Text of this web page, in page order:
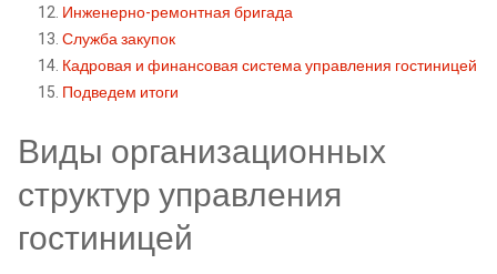
Инженерно-ремонтная бригада
Служба закупок
Кадровая и финансовая система управления гостиницей
Подведем итоги
Виды организационных
структур управления
гостиницей